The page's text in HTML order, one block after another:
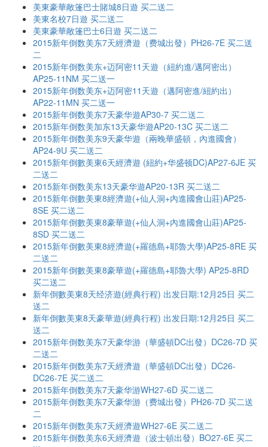
美東豪華敞篷巴士賭城8日遊 买二送二
美東名校7日遊 买二送二
美東豪華敞篷巴士6日遊 买二送二
2015新年倒数美东7天經濟遊（费城出發）PH26-7E 买二送
二
2015新年倒数美东+迈阿密11天遊（紐約進/邁阿密出）
AP25-11NM 买二送一
2015新年倒数美东+迈阿密11天遊（邁阿密進/紐約出）
AP22-11MN 买二送一
2015新年倒数美东7天豪华遊AP30-7 买二送二
2015新年倒数美加东13天豪华遊AP20-13C 买二送二
2015新年倒数美东9天豪华遊（兩晚華盛頓，內進國會）
AP24-9U 买二送二
2015新年倒數美東6天經濟遊 (紐約+华盛顿DC)AP27-6JE 买
二送二
2015新年倒数美东13天豪华遊AP20-13R 买二送二
2015新年倒數美東8經濟遊(+仙人洞+內進國會山莊)AP25-
8SE 买二送二
2015新年倒數美東8豪華遊(+仙人洞+內進國會山莊)AP25-
8SD 买二送二
2015新年倒數美東8經濟遊(+羅德島+耶魯大學)AP25-8RE 买
二送二
2015新年倒數美東8豪華遊(+羅德島+耶魯大學) AP25-8RD
买二送二
新年倒數美東8天经济遊(經典行程) 出发日期:12月25日 买二
送二
新年倒數美東8天豪華遊(經典行程) 出发日期:12月25日 买二
送二
2015新年倒数美东7天豪华游（華盛頓DC出發）DC26-7D 买
二送二
2015新年倒数美东7天經濟遊（華盛頓DC出發）DC26-
DC26-7E 买二送二
2015新年倒数美东7天豪华游WH27-6D 买二送二
2015新年倒数美东7天豪华游（费城出發）PH26-7D 买二送
二
2015新年倒数美东7天經濟遊WH27-6E 买二送二
2015新年倒数美东6天經濟遊（波士頓出發）BO27-6E 买二